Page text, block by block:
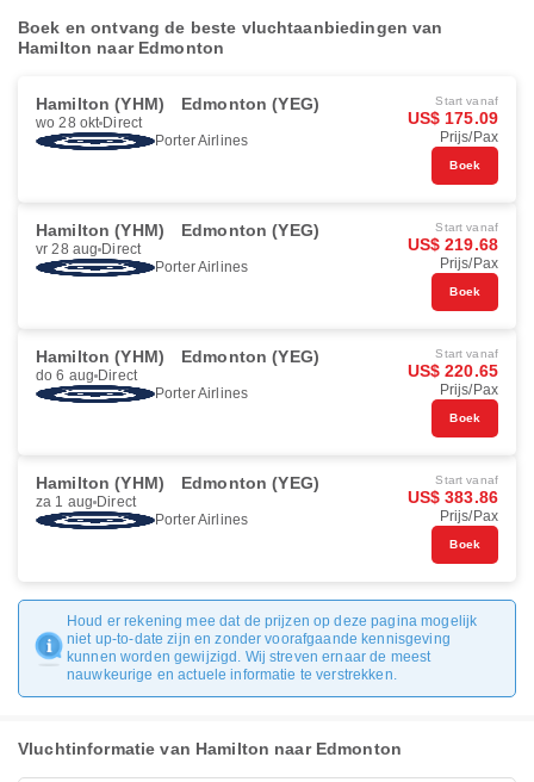
Boek en ontvang de beste vluchtaanbiedingen van
Hamilton naar Edmonton
Hamilton (YHM) Edmonton (YEG)
wo 28 okt Direct
Porter Airlines
Start vanaf
US$ 175.09
Prijs/Pax
Boek
Hamilton (YHM) Edmonton (YEG)
vr 28 aug Direct
Porter Airlines
Start vanaf
US$ 219.68
Prijs/Pax
Boek
Hamilton (YHM) Edmonton (YEG)
do 6 aug Direct
Porter Airlines
Start vanaf
US$ 220.65
Prijs/Pax
Boek
Hamilton (YHM) Edmonton (YEG)
za 1 aug Direct
Porter Airlines
Start vanaf
US$ 383.86
Prijs/Pax
Boek
Houd er rekening mee dat de prijzen op deze pagina mogelijk
niet up-to-date zijn en zonder voorafgaande kennisgeving
kunnen worden gewijzigd. Wij streven ernaar de meest
nauwkeurige en actuele informatie te verstrekken.
Vluchtinformatie van Hamilton naar Edmonton